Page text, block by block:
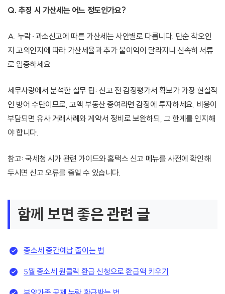
Q. 추징 시 가산세는 어느 정도인가요?
A. 누락·과소신고에 따른 가산세는 사안별로 다릅니다. 단순 착오인
지 고의인지에 따라 가산세율과 추가 불이익이 달라지니 신속히 서류
로 입증하세요.
세무사랑에서 분석한 실무 팁: 신고 전 감정평가서 확보가 가장 현실적
인 방어 수단이므로, 고액 부동산 증여라면 감정에 투자하세요. 비용이
부담되면 유사 거래사례와 계약서 정비로 보완하되, 그 한계를 인지해
야 합니다.
참고: 국세청 시가 관련 가이드와 홈택스 신고 메뉴를 사전에 확인해
두시면 신고 오류를 줄일 수 있습니다.
함께 보면 좋은 관련 글
종소세 중간예납 줄이는 법
5월 종소세 원클릭 환급 신청으로 환급액 키우기